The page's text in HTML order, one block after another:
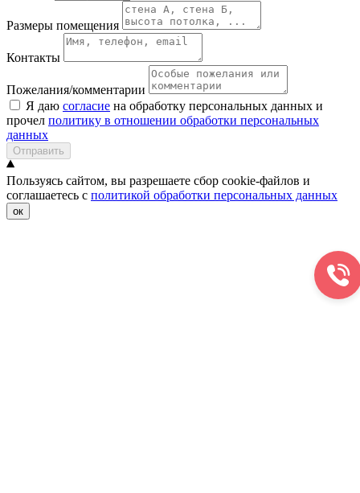
Размеры помещения
Контакты
Пожелания/комментарии
Я даю согласие на обработку персональных данных и
прочел политику в отношении обработки персональных
данных
Отправить
Пользуясь сайтом, вы разрешаете сбор cookie-файлов и
соглашаетесь с политикой обработки персональных данных
ок